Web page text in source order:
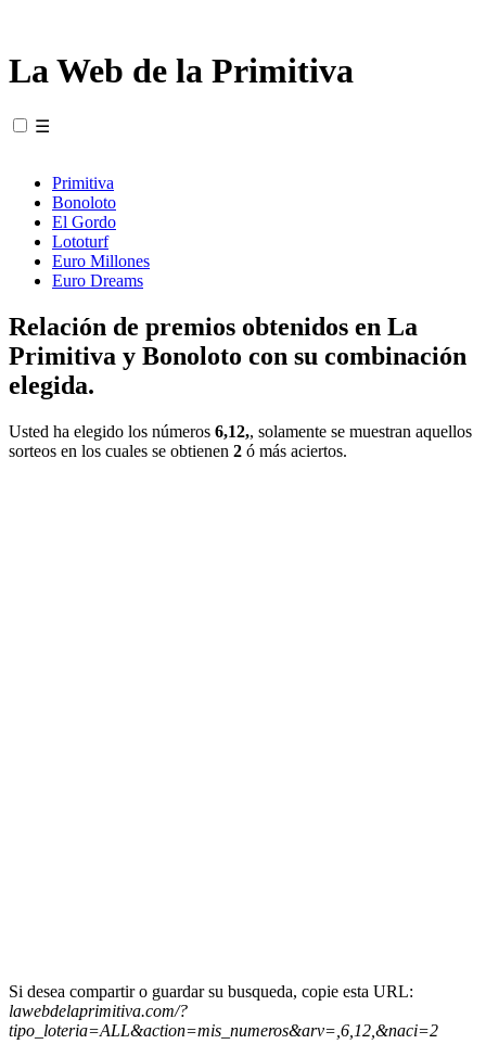
La Web de la Primitiva
☰
Primitiva
Bonoloto
El Gordo
Lototurf
Euro Millones
Euro Dreams
Relación de premios obtenidos en La
Primitiva y Bonoloto con su combinación
elegida.
Usted ha elegido los números 6,12,, solamente se muestran aquellos
sorteos en los cuales se obtienen 2 ó más aciertos.
Si desea compartir o guardar su busqueda, copie esta URL:
lawebdelaprimitiva.com/?
tipo_loteria=ALL&action=mis_numeros&arv=,6,12,&naci=2